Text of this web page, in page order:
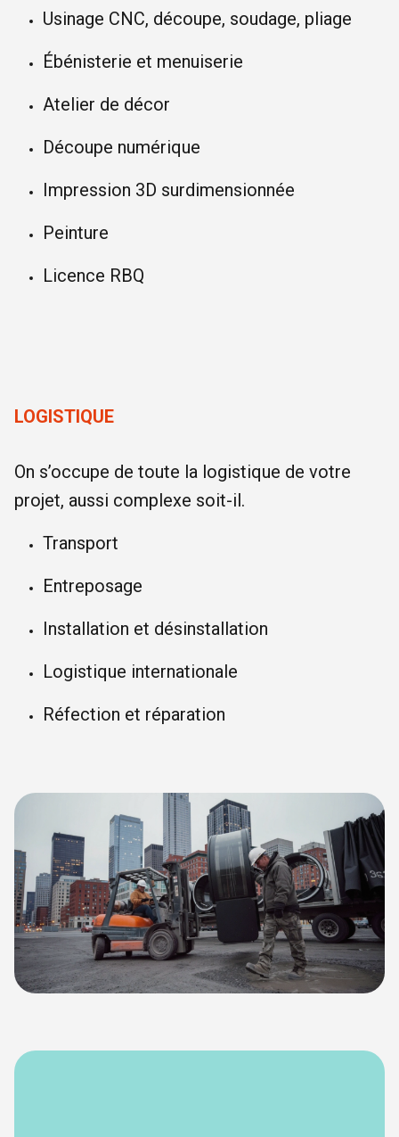
Usinage CNC, découpe, soudage, pliage
Ébénisterie et menuiserie
Atelier de décor
Découpe numérique
Impression 3D surdimensionnée
Peinture
Licence RBQ
LOGISTIQUE
On s’occupe de toute la logistique de votre
projet, aussi complexe soit-il.
Transport
Entreposage
Installation et désinstallation
Logistique internationale
Réfection et réparation